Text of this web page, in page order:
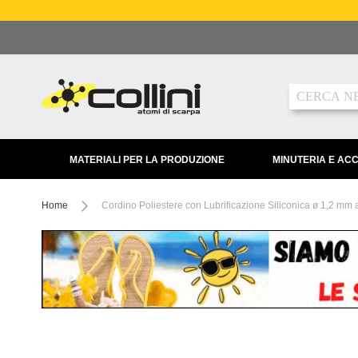
al
Ricerca
MATERIALI PER LA PRODUZIONE MINUTERIA E
Home Cordino Poliestere con Lubrificazione Siliconica ø 1,2 mm